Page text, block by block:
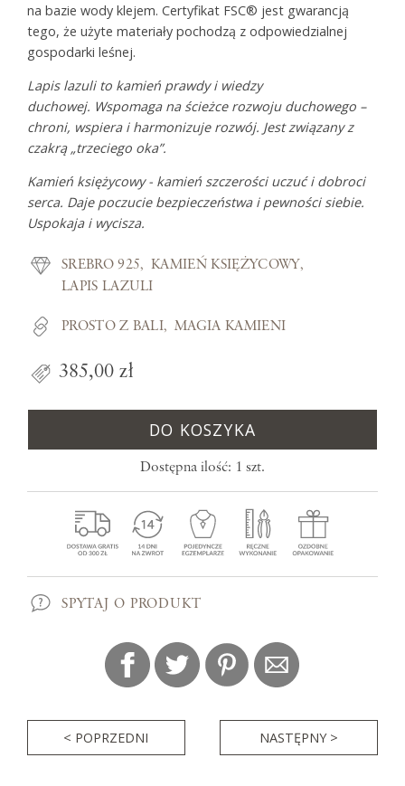
na bazie wody klejem. Certyfikat FSC® jest gwarancją
tego, że użyte materiały pochodzą z odpowiedzialnej
gospodarki leśnej.
Lapis lazuli to kamień prawdy i wiedzy
duchowej. Wspomaga na ścieżce rozwoju duchowego –
chroni, wspiera i harmonizuje rozwój. Jest związany z
czakrą „trzeciego oka”.
Kamień księżycowy - kamień szczerości uczuć i dobroci
serca. Daje poczucie bezpieczeństwa i pewności siebie.
Uspokaja i wycisza.
SREBRO 925
KAMIEŃ KSIĘŻYCOWY
LAPIS LAZULI
PROSTO Z BALI MAGIA KAMIENI
385,00 zł
DO KOSZYKA
Dostępna ilość: 1 szt.
SPYTAJ O PRODUKT
< POPRZEDNI NASTĘPNY >